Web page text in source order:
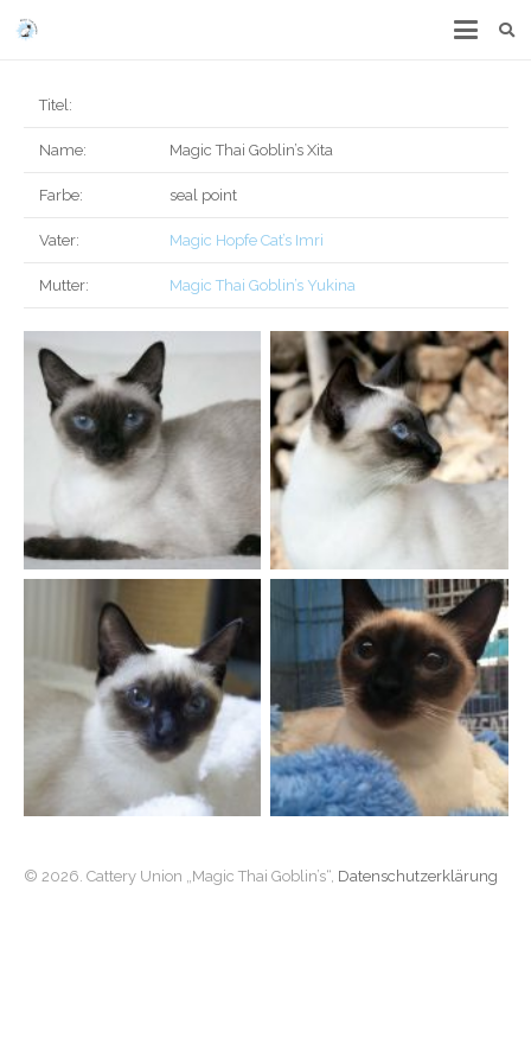
Titel:
Name: Magic Thai Goblin’s Xita
Farbe: seal point
Vater: Magic Hopfe Cat’s Imri
Mutter: Magic Thai Goblin’s Yukina
© 2026. Cattery Union „Magic Thai Goblin’s“, Datenschutzerklärung